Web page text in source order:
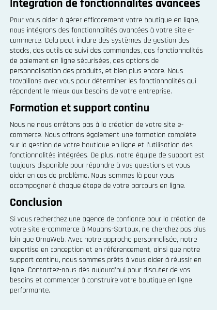
Intégration de fonctionnalités avancées
Pour vous aider à gérer efficacement votre boutique en ligne,
nous intégrons des fonctionnalités avancées à votre site e-
commerce. Cela peut inclure des systèmes de gestion des
stocks, des outils de suivi des commandes, des fonctionnalités
de paiement en ligne sécurisées, des options de
personnalisation des produits, et bien plus encore. Nous
travaillons avec vous pour déterminer les fonctionnalités qui
répondent le mieux aux besoins de votre entreprise.
Formation et support continu
Nous ne nous arrêtons pas à la création de votre site e-
commerce. Nous offrons également une formation complète
sur la gestion de votre boutique en ligne et l'utilisation des
fonctionnalités intégrées. De plus, notre équipe de support est
toujours disponible pour répondre à vos questions et vous
aider en cas de problème. Nous sommes là pour vous
accompagner à chaque étape de votre parcours en ligne.
Conclusion
Si vous recherchez une agence de confiance pour la création de
votre site e-commerce à Mouans-Sartoux, ne cherchez pas plus
loin que OrnaWeb. Avec notre approche personnalisée, notre
expertise en conception et en référencement, ainsi que notre
support continu, nous sommes prêts à vous aider à réussir en
ligne. Contactez-nous dès aujourd'hui pour discuter de vos
besoins et commencer à construire votre boutique en ligne
performante.